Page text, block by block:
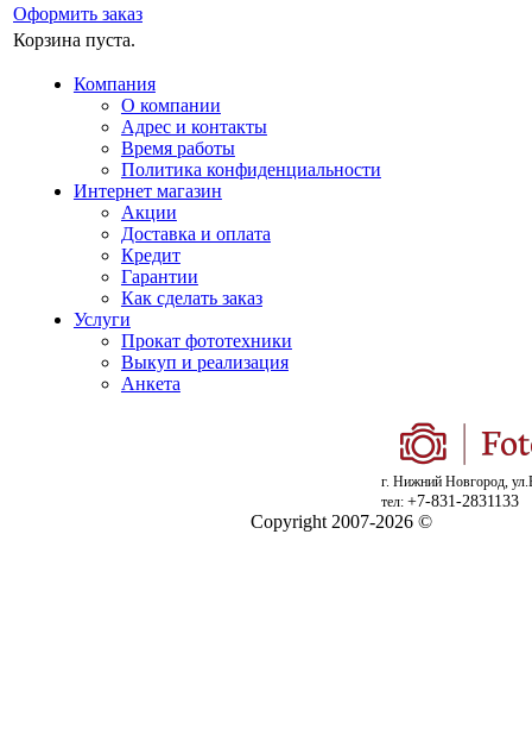
Оформить заказ
Корзина пуста.
Компания
О компании
Адрес и контакты
Время работы
Политика конфиденциальности
Интернет магазин
Акции
Доставка и оплата
Кредит
Гарантии
Как сделать заказ
Услуги
Прокат фототехники
Выкуп и реализация
Анкета
г. Нижний Новгород,
тел: +7-831-2831133
Copyright 2007-2026 ©